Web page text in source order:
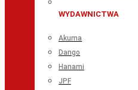
WYDAWNICTWA
Akuma
Dango
Hanami
JPF